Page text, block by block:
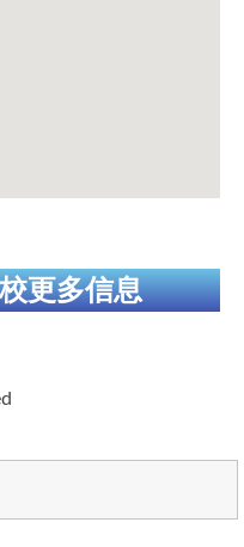
更多信息